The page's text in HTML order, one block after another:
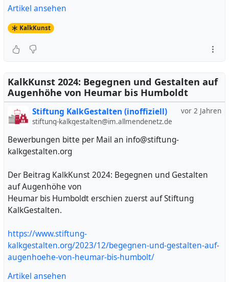
Artikel ansehen
KalkKunst
KalkKunst 2024: Begegnen und Gestalten auf
Augenhöhe von Heumar bis Humboldt
vor 2 Jahren
Stiftung KalkGestalten (inoffiziell)
stiftung-kalkgestalten@im.allmendenetz.de
Bewerbungen bitte per Mail an info@stiftung-
kalkgestalten.org
Der Beitrag KalkKunst 2024: Begegnen und Gestalten
auf Augenhöhe von
Heumar bis Humboldt erschien zuerst auf Stiftung
KalkGestalten.
https://www.stiftung-
kalkgestalten.org/2023/12/begegnen-und-gestalten-auf-
augenhoehe-von-heumar-bis-humbolt/
Artikel ansehen